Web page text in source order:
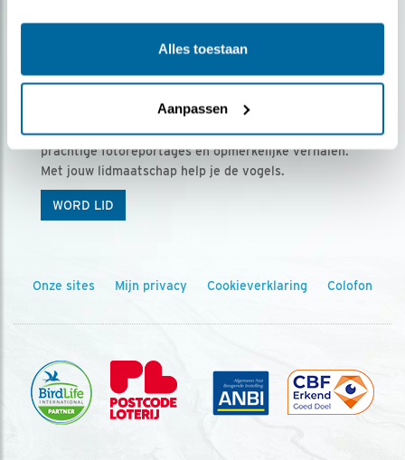
Alles toestaan
Aanpassen
Ontvang 5 x Vogels voor € 36,00 per jaar
Vogels is het tijdschrift voor onze leden, met
prachtige fotoreportages en opmerkelijke verhalen.
Met jouw lidmaatschap help je de vogels.
WORD LID
Onze sites Mijn privacy Cookieverklaring Colofon